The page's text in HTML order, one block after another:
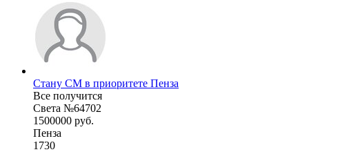
Стану СМ в приоритете Пенза
Все получится
Света №64702
1500000 руб.
Пенза
1730